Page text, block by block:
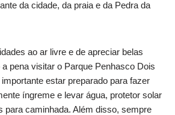
da cidade, da praia e da Pedra da
ao ar livre e de apreciar belas
pena visitar o Parque Penhasco Dois
estar preparado para fazer
íngreme e levar água, protetor solar
para caminhada. Além disso, sempre